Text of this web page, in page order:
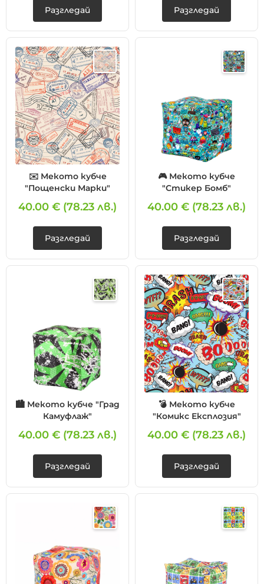
Разгледай Разгледай
✉️ Мекото кубче
"Пощенски Марки"
40.00 € (78.23 лв.)
Разгледай
🎮 Мекото кубче
"Стикер Бомб"
40.00 € (78.23 лв.)
Разгледай
🏙️ Мекото кубче "Град
Камуфлаж"
40.00 € (78.23 лв.)
Разгледай
💣 Мекото кубче
"Комикс Експлозия"
40.00 € (78.23 лв.)
Разгледай